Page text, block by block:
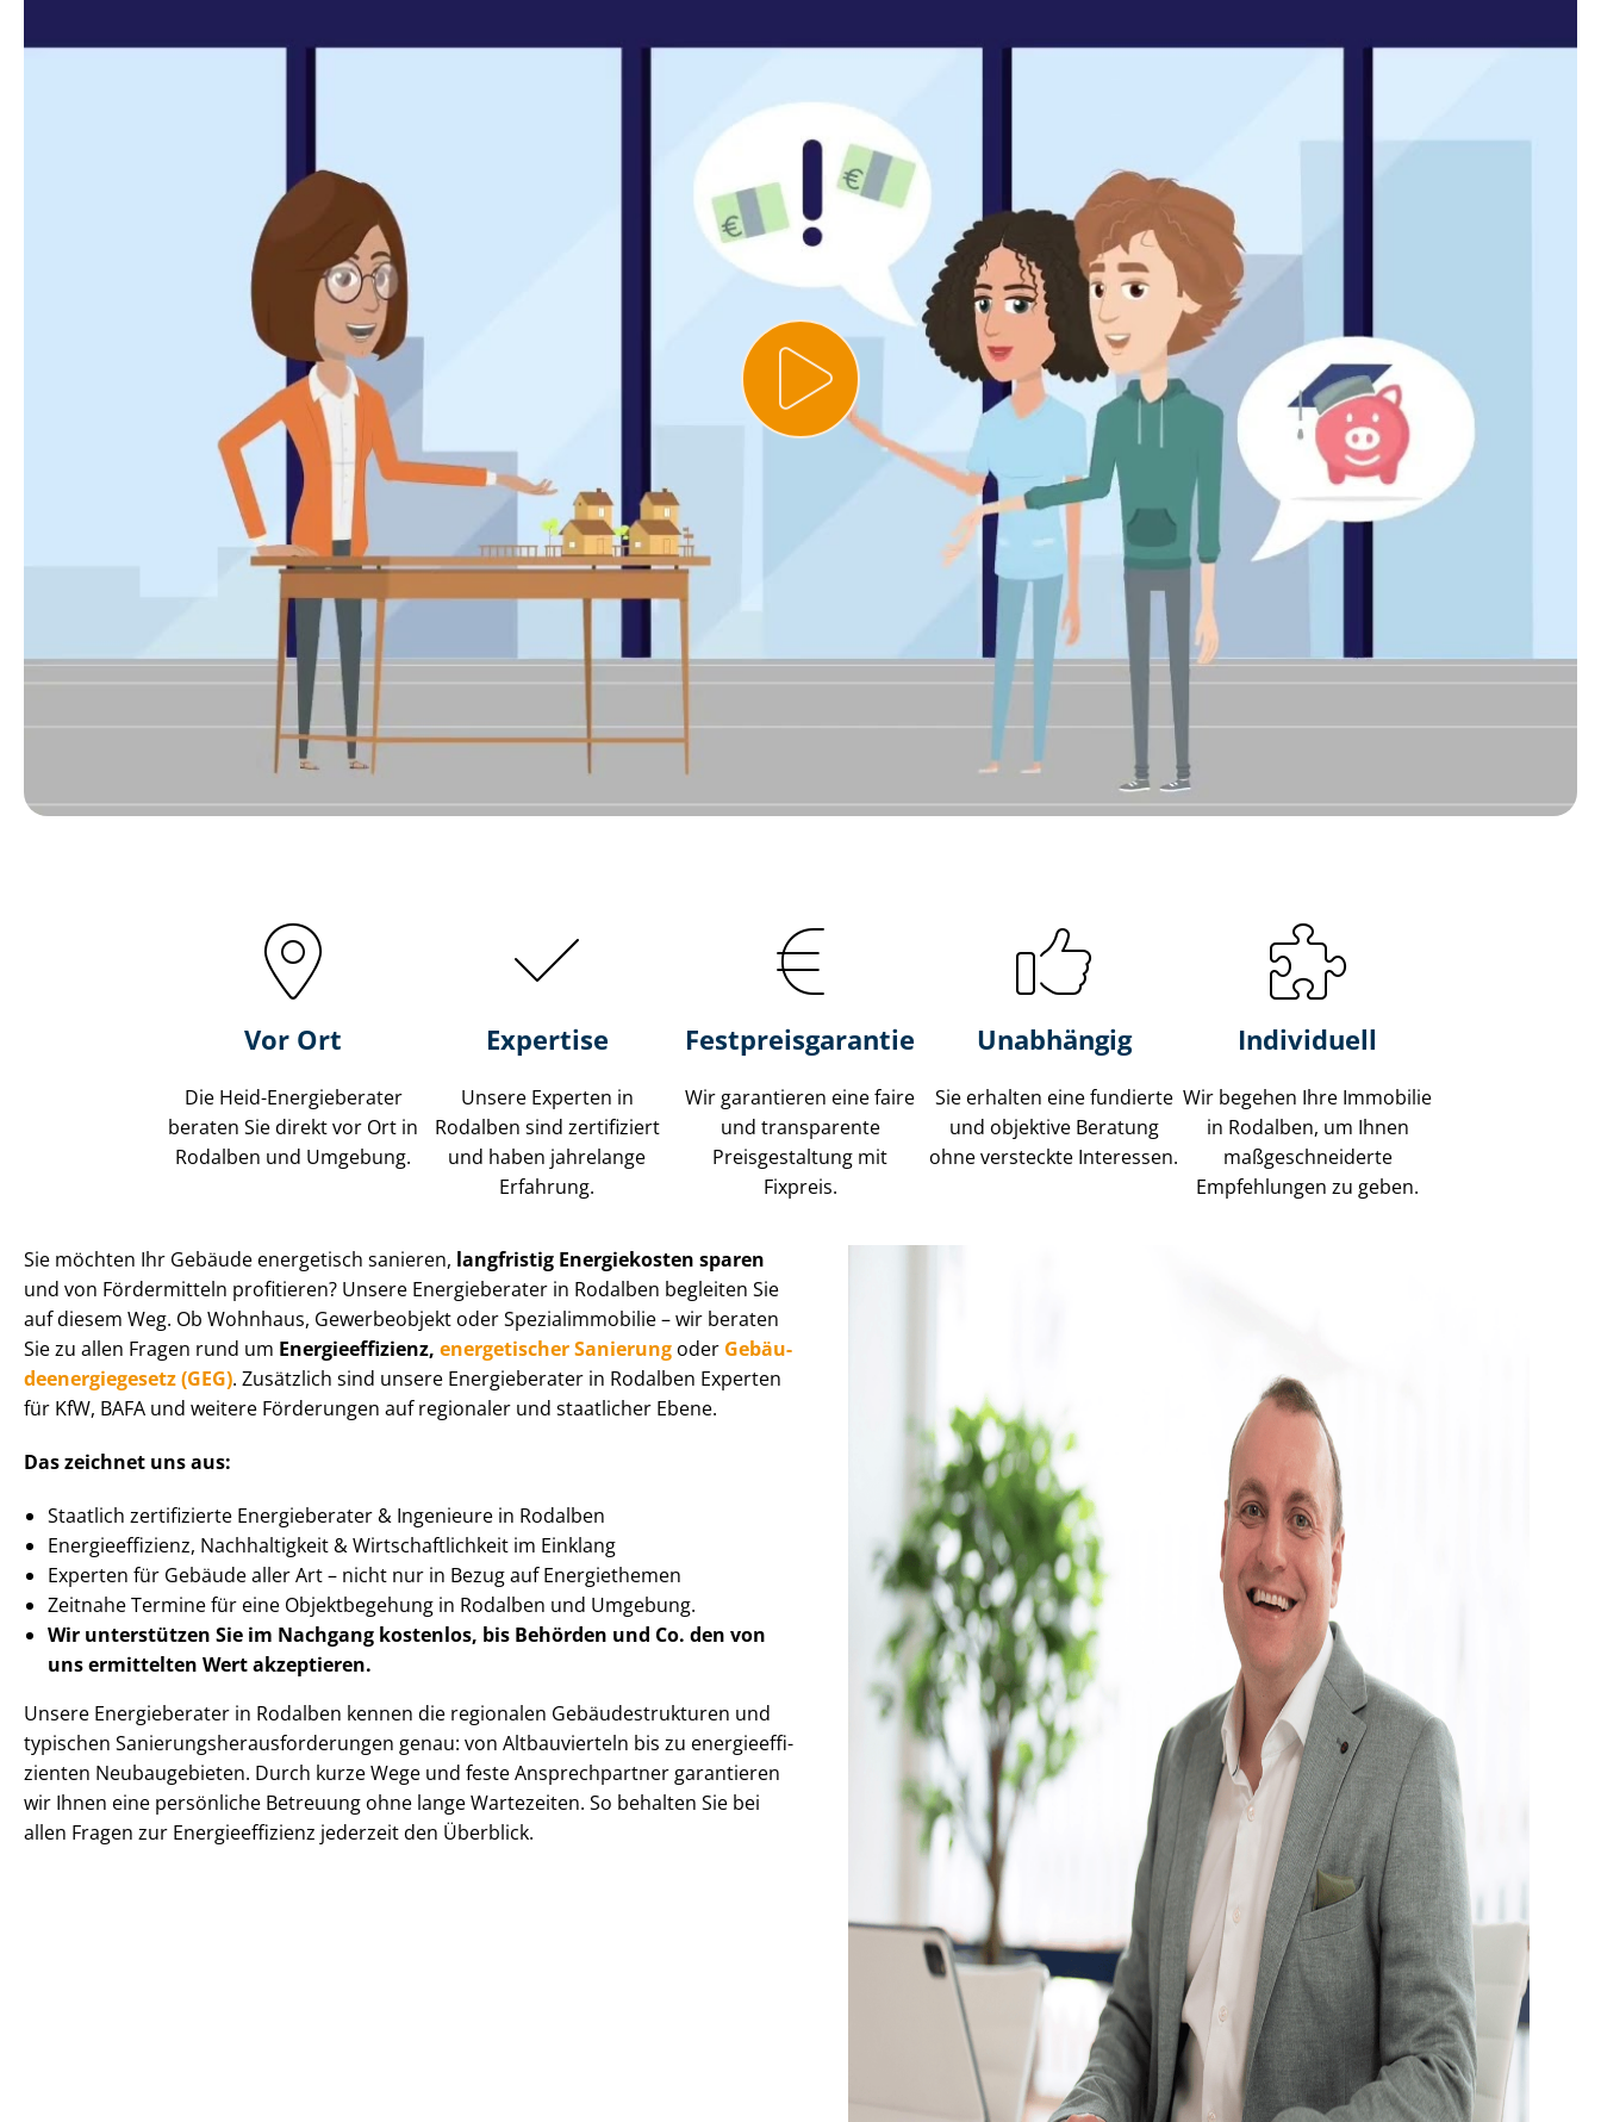
Vor Ort
Die Heid-Energieberater
beraten Sie direkt vor Ort in
Rodalben und Umgebung.
Expertise
Unsere Experten in
Rodalben sind zertifiziert
und haben jahrelange
Erfahrung.
Fest­preis­ga­ran­tie
Wir garantieren eine faire
und transparente
Preisgestaltung mit
Fixpreis.
Unabhängig
Sie erhalten eine fundierte
und objektive Beratung
ohne versteckte Interessen.
Individuell
Wir begehen Ihre Immobilie
in Rodalben, um Ihnen
maß­ge­schnei­der­te
Empfehlungen zu geben.
Sie möchten Ihr Gebäude energetisch sanieren, langfristig Energiekosten sparen
und von Fördermitteln profitieren? Unsere Energieberater in Rodalben begleiten Sie
auf diesem Weg. Ob Wohnhaus, Gewerbeobjekt oder Spe­zi­al­im­mo­bi­lie – wir beraten
Sie zu allen Fragen rund um En­er­gie­ef­fi­zi­enz, energetischer Sanierung oder Ge­bäu­
de­en­er­gie­ge­setz (GEG). Zusätzlich sind unsere Energieberater in Rodalben Experten
für KfW, BAFA und weitere Förderungen auf regionaler und staatlicher Ebene.
Das zeichnet uns aus:
Staatlich zertifizierte Energieberater & Ingenieure in Rodalben
En­er­gie­ef­fi­zi­enz, Nachhaltigkeit & Wirt­schaft­lich­keit im Einklang
Experten für Gebäude aller Art – nicht nur in Bezug auf Energiethemen
Zeitnahe Termine für eine Objektbegehung in Rodalben und Umgebung.
Wir unterstützen Sie im Nachgang kostenlos, bis Behörden und Co. den von
uns ermittelten Wert akzeptieren.
Unsere Energieberater in Rodalben kennen die regionalen Ge­bäu­de­struk­tu­ren und
typischen Sa­nie­rungs­her­aus­for­de­run­gen genau: von Altbauvierteln bis zu en­er­gie­ef­fi­
zi­en­ten Neubaugebieten. Durch kurze Wege und feste Ansprechpartner garantieren
wir Ihnen eine persönliche Betreuung ohne lange Wartezeiten. So behalten Sie bei
allen Fragen zur En­er­gie­ef­fi­zi­enz jederzeit den Überblick.